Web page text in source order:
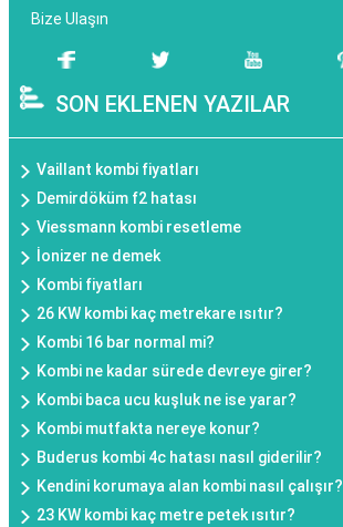
Bize Ulaşın
SON EKLENEN YAZILAR
Vaillant kombi fiyatları
Demirdöküm f2 hatası
Viessmann kombi resetleme
İonizer ne demek
Kombi fiyatları
26 KW kombi kaç metrekare ısıtır?
Kombi 16 bar normal mi?
Kombi ne kadar sürede devreye girer?
Kombi baca ucu kuşluk ne ise yarar?
Kombi mutfakta nereye konur?
Buderus kombi 4c hatası nasıl giderilir?
Kendini korumaya alan kombi nasıl çalışır?
23 KW kombi kaç metre petek ısıtır?